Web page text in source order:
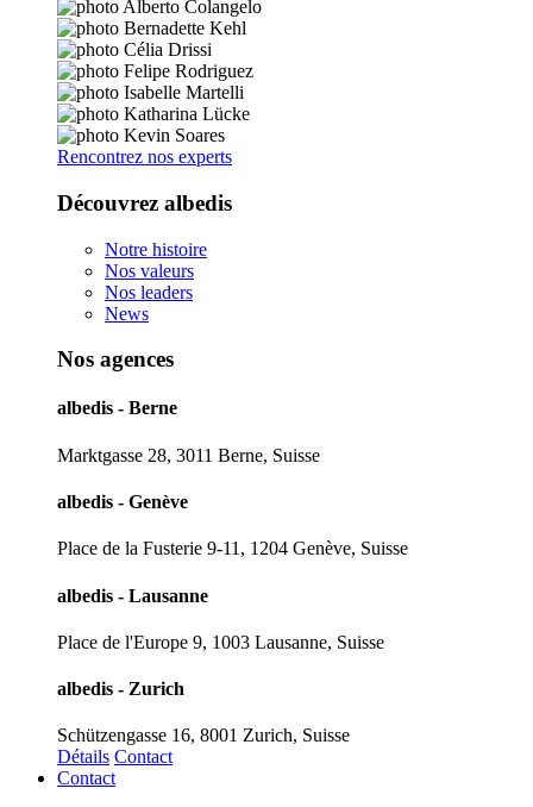
Rencontrez nos experts
Découvrez albedis
Notre histoire
Nos valeurs
Nos leaders
News
Nos agences
albedis - Berne
Marktgasse 28, 3011 Berne, Suisse
albedis - Genève
Place de la Fusterie 9-11, 1204 Genève, Suisse
albedis - Lausanne
Place de l'Europe 9, 1003 Lausanne, Suisse
albedis - Zurich
Schützengasse 16, 8001 Zurich, Suisse
Détails Contact
Contact